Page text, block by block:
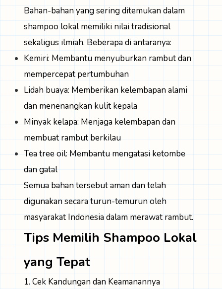
Bahan-bahan yang sering ditemukan dalam
shampoo lokal memiliki nilai tradisional
sekaligus ilmiah. Beberapa di antaranya:
Kemiri: Membantu menyuburkan rambut dan
mempercepat pertumbuhan
Lidah buaya: Memberikan kelembapan alami
dan menenangkan kulit kepala
Minyak kelapa: Menjaga kelembapan dan
membuat rambut berkilau
Tea tree oil: Membantu mengatasi ketombe
dan gatal
Semua bahan tersebut aman dan telah
digunakan secara turun-temurun oleh
masyarakat Indonesia dalam merawat rambut.
Tips Memilih Shampoo Lokal
yang Tepat
1. Cek Kandungan dan Keamanannya